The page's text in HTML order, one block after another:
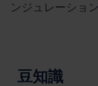
ンジュレーショ
豆知識